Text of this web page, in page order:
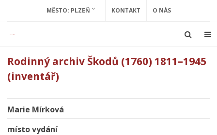
MĚSTO: PLZEŇ KONTAKT O NÁS
Rodinný archiv Škodů (1760) 1811–1945
(inventář)
Marie Mírková
místo vydání